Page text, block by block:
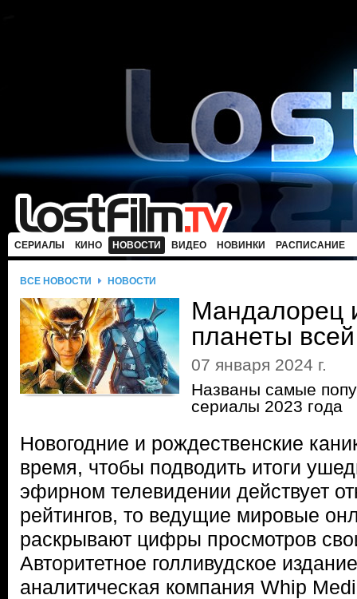
СЕРИАЛЫ КИНО НОВОСТИ ВИДЕО НОВИНКИ РАСПИСАНИЕ
ВСЕ НОВОСТИ НОВОСТИ
Мандалорец
планеты всей
07 января 2024 г.
Названы самые
сериалы 2023 года
Новогодние и рождественские
время, чтобы подводить итоги
эфирном телевидении действует
рейтингов, то ведущие мировые
раскрывают цифры просмотров
Авторитетное голливудское
аналитическая компания Whip